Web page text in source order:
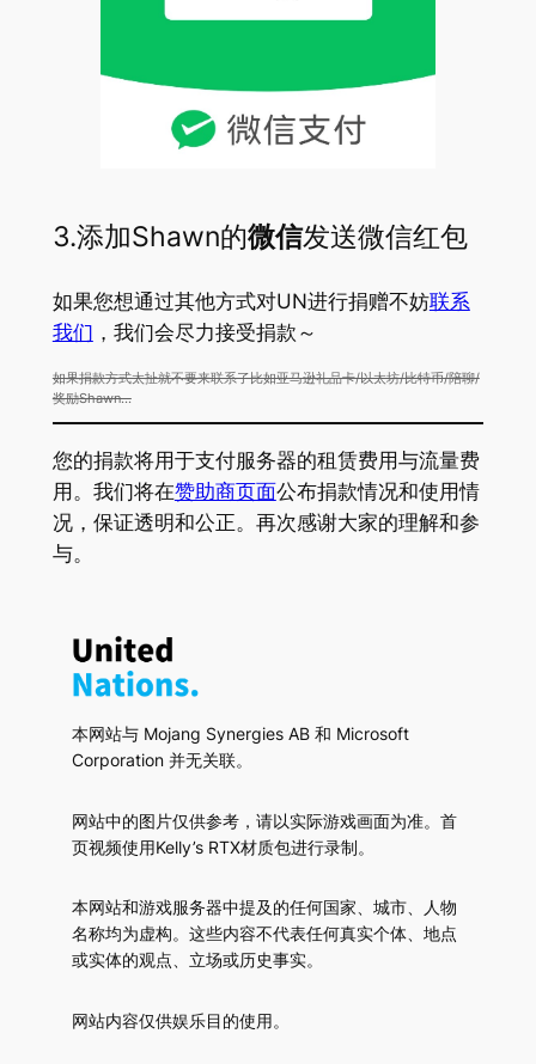
3.添加Shawn的微信发送微信红包
如果您想通过其他方式对UN进行捐赠不妨联系
我们 ，我们会尽力接受捐款～
如果捐款方式太扯就不要来联系了比如亚马逊礼品卡/以太坊/比特币/陪聊/
奖励Shawn…
您的捐款将用于支付服务器的租赁费用与流量费
用。我们将在赞助商页面公布捐款情况和使用情
况，保证透明和公正。再次感谢大家的理解和参
与。
本网站与 Mojang Synergies AB 和 Microsoft
Corporation 并无关联。
网站中的图片仅供参考，请以实际游戏画面为准。首
页视频使用Kelly’s RTX材质包进行录制。
本网站和游戏服务器中提及的任何国家、城市、人物
名称均为虚构。这些内容不代表任何真实个体、地点
或实体的观点、立场或历史事实。
网站内容仅供娱乐目的使用。